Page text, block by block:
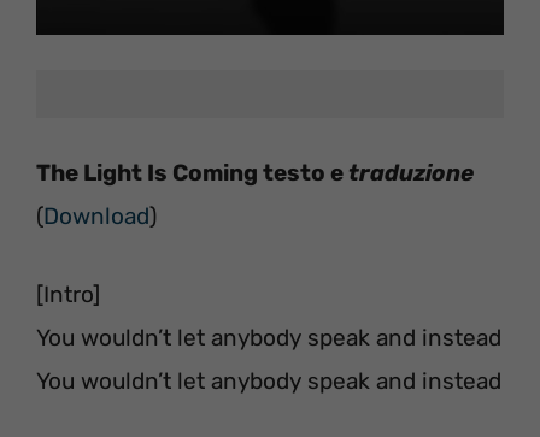
The Light Is Coming testo e traduzione
(Download)
[Intro]
You wouldn’t let anybody speak and instead
You wouldn’t let anybody speak and instead